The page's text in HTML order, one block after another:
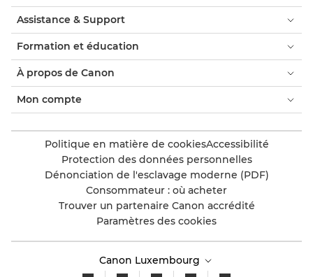
Assistance & Support
Formation et éducation
À propos de Canon
Mon compte
Politique en matière de cookiesAccessibilité
Protection des données personnelles
Dénonciation de l'esclavage moderne (PDF)
Consommateur : où acheter
Trouver un partenaire Canon accrédité
Paramètres des cookies
Canon Luxembourg